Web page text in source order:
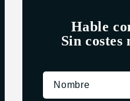
Hable
Sin costes